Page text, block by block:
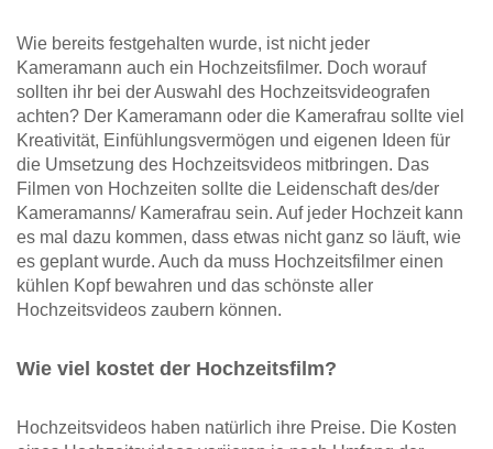
Wie bereits festgehalten wurde, ist nicht jeder
Kameramann auch ein Hochzeitsfilmer. Doch worauf
sollten ihr bei der Auswahl des Hochzeitsvideografen
achten? Der Kameramann oder die Kamerafrau sollte viel
Kreativität, Einfühlungsvermögen und eigenen Ideen für
die Umsetzung des Hochzeitsvideos mitbringen. Das
Filmen von Hochzeiten sollte die Leidenschaft des/der
Kameramanns/ Kamerafrau sein. Auf jeder Hochzeit kann
es mal dazu kommen, dass etwas nicht ganz so läuft, wie
es geplant wurde. Auch da muss Hochzeitsfilmer einen
kühlen Kopf bewahren und das schönste aller
Hochzeitsvideos zaubern können.
Wie viel kostet der Hochzeitsfilm?
Hochzeitsvideos haben natürlich ihre Preise. Die Kosten